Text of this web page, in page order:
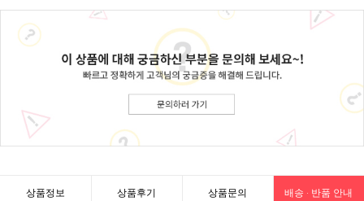
상품정보 상품후기 상품문의 배송 · 반품 안내